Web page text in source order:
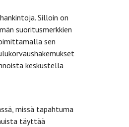
Silloin on
suoritusmerkkien
sen
keskustella
missä tapahtuma
täyttää